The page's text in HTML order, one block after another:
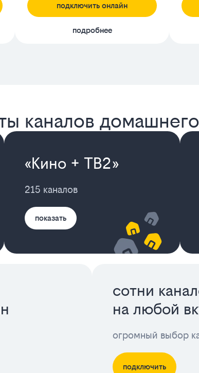
подключить онлайн
подробнее
каналов
«Кино + ТВ2»
215 каналов
показать
сотни
на любой
огромный выбор
подключить